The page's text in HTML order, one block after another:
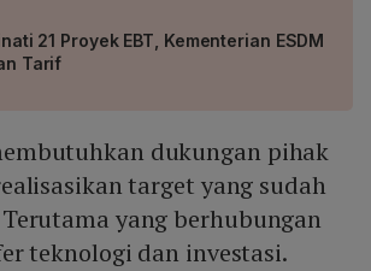
21 Proyek EBT, Kementerian ESDM
Tarif
dukungan pihak
target yang sudah
yang berhubungan
teknologi dan investasi.